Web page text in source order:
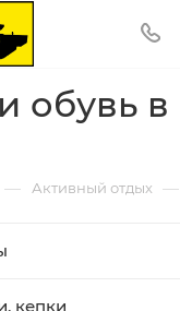
обувь в
— Активный отдых —
кепки